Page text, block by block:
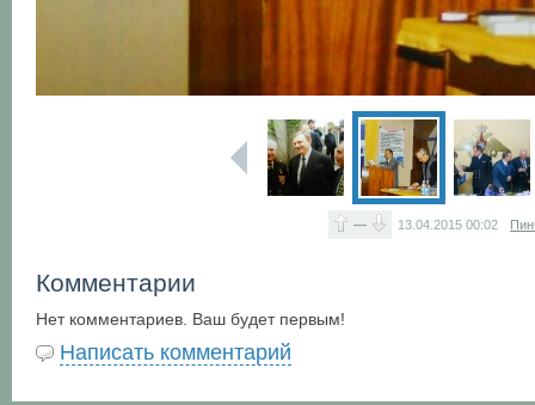
— 13.04.2015 00:02
Комментарии
Нет комментариев. Ваш будет первым!
Написать комментарий